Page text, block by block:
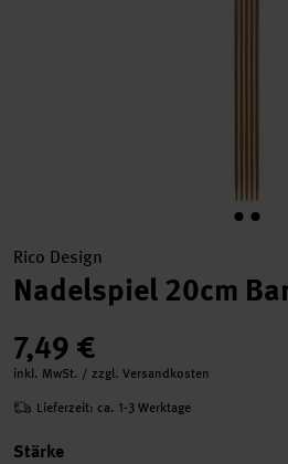
Rico Design
Nadelspiel 20cm
7,49 €
inkl. MwSt. / zzgl. Versandkosten
Lieferzeit: ca. 1-3 Werktage
Stärke